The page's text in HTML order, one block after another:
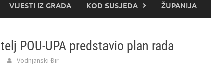
VIJESTI IZ GRADA KOD SUSJEDA ŽUPANIJA
POU‑UPA predstavio plan rada
Vodnjanski Đir